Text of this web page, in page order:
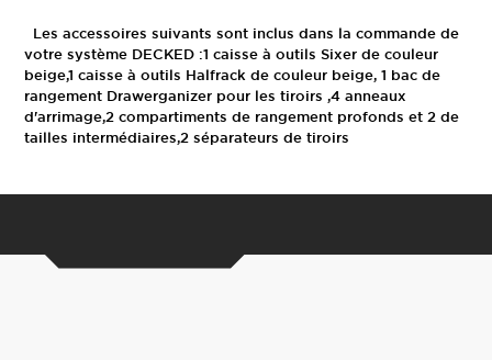
Les accessoires suivants sont inclus dans la commande de
votre système DECKED :1 caisse à outils Sixer de couleur
beige,1 caisse à outils Halfrack de couleur beige, 1 bac de
rangement Drawerganizer pour les tiroirs ,4 anneaux
d'arrimage,2 compartiments de rangement profonds et 2 de
tailles intermédiaires,2 séparateurs de tiroirs